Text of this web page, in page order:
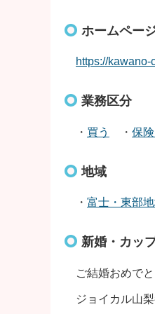
ホームペー
https://kawano-
業務区分
・ 買う ・ 保
地域
・ 富士・東部
新婚・カッ
ご結婚おめでと
ジョイカル山梨